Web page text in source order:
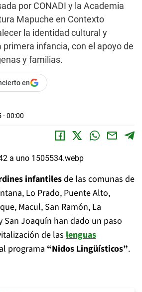
por CONADI y la Academia
Mapuche en Contexto
la identidad cultural y
primera infancia, con el apoyo de
y familias.
en
- 00:00
infantilesde las comunas de
Lo Prado, Puente Alto,
Macul, San Ramón, La
San Joaquín han dado un paso
de las lenguas
programa “Nidos Lingüísticos”.